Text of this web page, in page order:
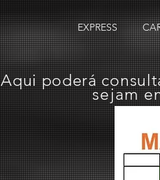
EXPRESS
Aqui poderá
sejam